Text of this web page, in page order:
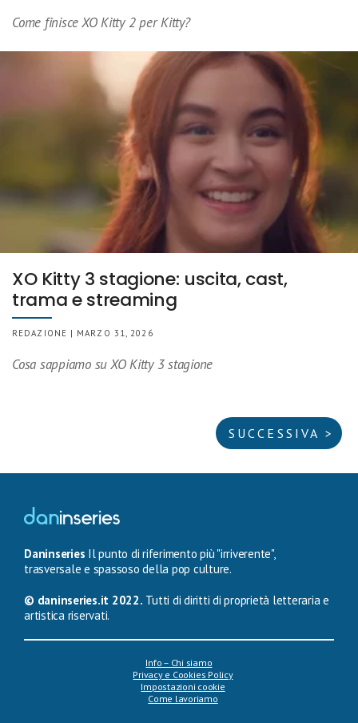
Come finisce XO Kitty 2 per Kitty?
XO Kitty 3 stagione: uscita, cast,
trama e streaming
REDAZIONE | MARZO 31, 2026
Cosa sappiamo su XO Kitty 3 stagione
SUCCESSIVA >
Daninseries Il punto di riferimento più "irriverente",
trasversale e spassoso della pop culture.
© daninseries.it 2022. Tutti di diritti di proprietà letteraria e
artistica riservati.
Info – Chi siamo
Privacy e Cookies Policy
Impostazioni cookie
Come lavoriamo